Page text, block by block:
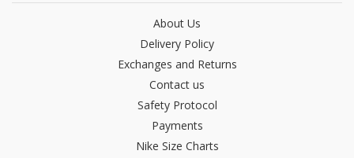
About Us
Delivery Policy
Exchanges and Returns
Contact us
Safety Protocol
Payments
Nike Size Charts